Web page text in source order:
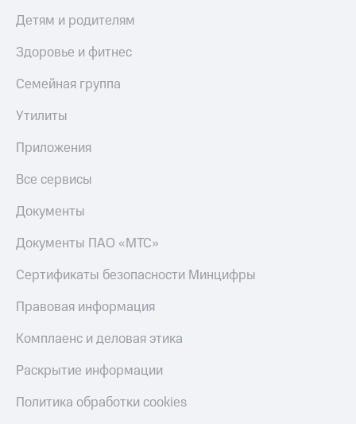
Детям и родителям
Здоровье и фитнес
Семейная группа
Утилиты
Приложения
Все сервисы
Документы
Документы ПАО «МТС»
Сертификаты безопасности Минцифры
Правовая информация
Комплаенс и деловая этика
Раскрытие информации
Политика обработки cookies